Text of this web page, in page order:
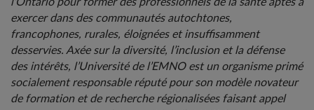
exercer dans des communautés autochtones,
francophones, rurales, éloignées et insuffisamment
desservies. Axée sur la diversité, l’inclusion et la défense
des intérêts, l’Université de l’EMNO est un organisme primé
socialement responsable réputé pour son modèle novateur
de formation et de recherche régionalisées faisant appel